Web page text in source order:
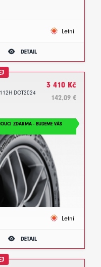
Letní
DETAIL
DOT2024
3 410 Kč
142.09 €
ZDARMA - BUDEME VÁS
Letní
DETAIL